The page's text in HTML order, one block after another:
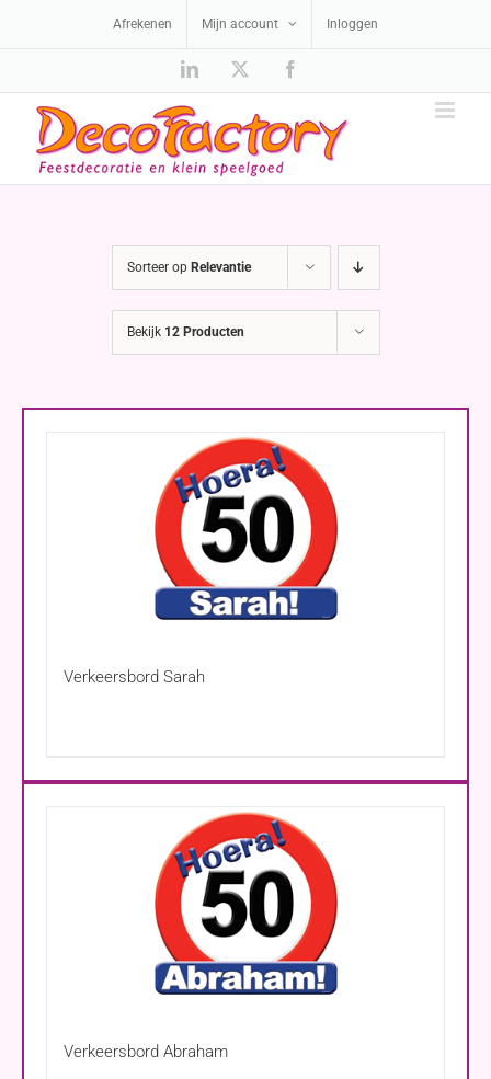
Afrekenen Mijn account Inloggen
LinkedIn
Sorteer op Relevantie
Bekijk 12 Producten
Verkeersbord Sarah
Verkeersbord Abraham